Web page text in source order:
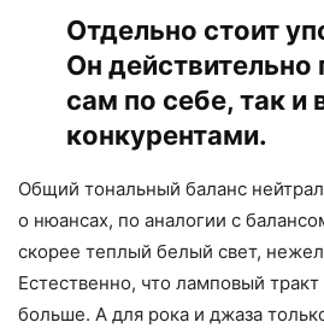
Отдельно стоит
Он действительно
сам по себе, так и
конкурентами.
Общий тональный баланс
о нюансах, по аналогии с
скорее теплый белый свет,
Естественно, что ламповый
больше. А для рока и джаза